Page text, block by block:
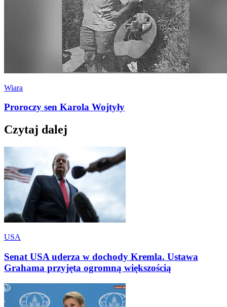
Wiara
Proroczy sen Karola Wojtyły
Czytaj dalej
USA
Senat USA uderza w dochody Kremla. Ustawa
Grahama przyjęta ogromną większością